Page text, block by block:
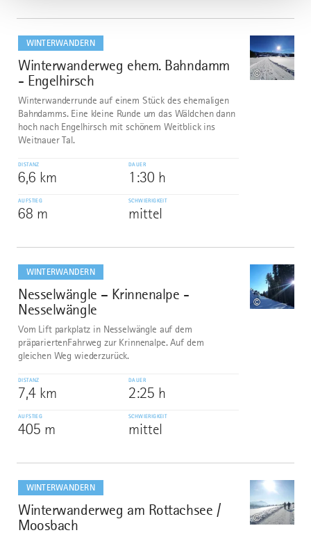
WINTERWANDERN
6
Winterwanderweg ehem. Bahndamm
- Engelhirsch
©
Winterwanderrunde auf einem Stück des ehemaligen
Bahndamms. Eine kleine Runde um das Wäldchen dann
hoch nach Engelhirsch mit schönem Weitblick ins
Weitnauer Tal.
DISTANZ
6,6 km
DAUER
1:30 h
AUFSTIEG
68 m
SCHWIERIGKEIT
mittel
dazu
WINTERWANDERN
7
Nesselwängle – Krinnenalpe -
Nesselwängle
©
Vom Lift parkplatz in Nesselwängle auf dem
präpariertenFahrweg zur Krinnenalpe. Auf dem
gleichen Weg wiederzurück.
DISTANZ
7,4 km
DAUER
2:25 h
AUFSTIEG
405 m
SCHWIERIGKEIT
mittel
dazu
WINTERWANDERN
8
Winterwanderweg am Rottachsee /
Moosbach
©
dazu